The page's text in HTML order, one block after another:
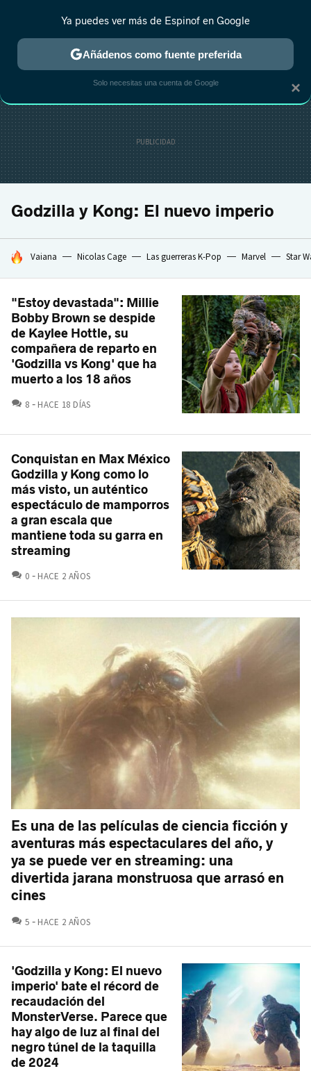
ESTRENOS REALITY ANIME RANKINGS CINE
Godzilla y Kong: El nuevo imperio
HOY SE HABLA DE
Vaiana Nicolas Cage Las guerreras K-Pop Marvel Star
"Estoy devastada": Millie
Bobby Brown se despide
de Kaylee Hottle, su
compañera de reparto en
'Godzilla vs Kong' que ha
muerto a los 18 años
8 COMENTARIOS
HACE 18 DÍAS
Conquistan en Max México
Godzilla y Kong como lo
más visto, un auténtico
espectáculo de mamporros
a gran escala que
mantiene toda su garra en
streaming
0 COMENTARIOS
HACE 2 AÑOS
Es una de las películas de ciencia ficción y
aventuras más espectaculares del año, y
ya se puede ver en streaming: una
divertida jarana monstruosa que arrasó en
cines
5 COMENTARIOS
HACE 2 AÑOS
'Godzilla y Kong: El nuevo
imperio' bate el récord de
recaudación del
MonsterVerse. Parece que
hay algo de luz al final del
negro túnel de la taquilla
de 2024
×
Ya puedes ver más de Espinof en Google
Añádenos como fuente preferida
Solo necesitas una cuenta de Google